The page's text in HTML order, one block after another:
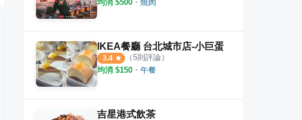
均消 $500 ・ 燒肉
IKEA餐廳 台北城市店-小巨蛋
3.4 （5則評論）
均消 $150 ・ 午餐
吉星港式飲茶